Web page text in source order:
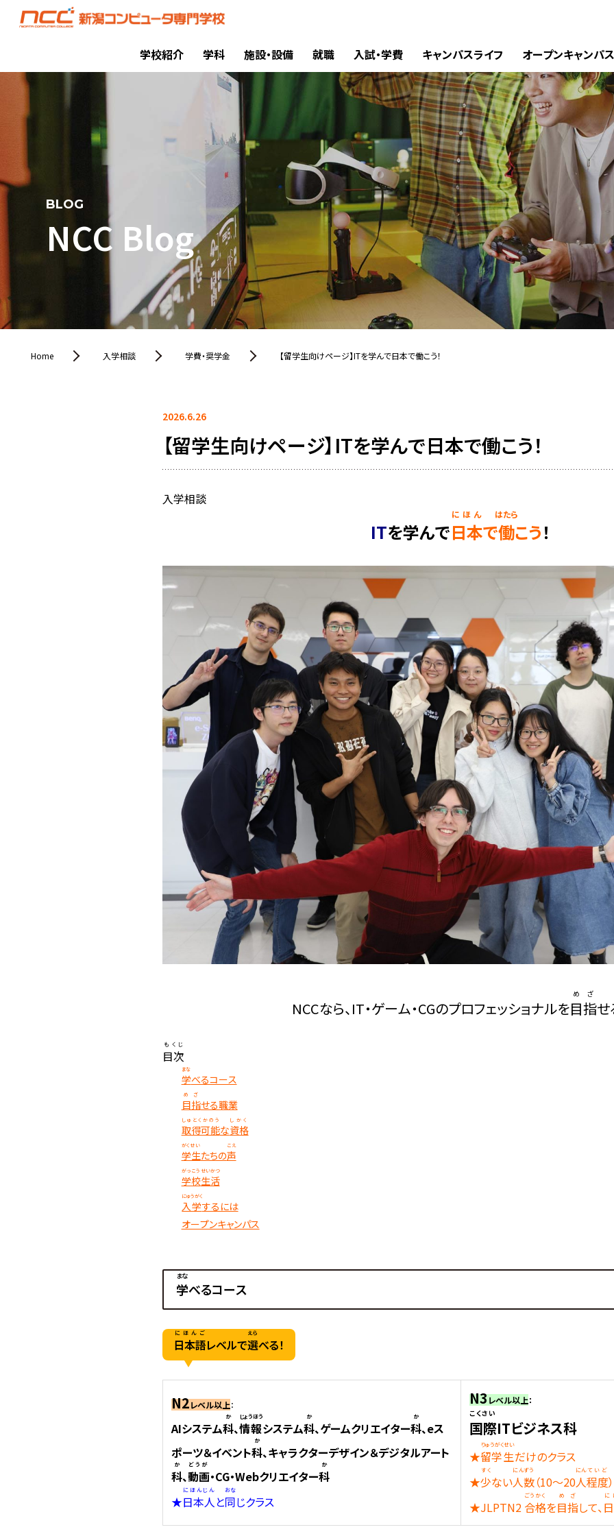
学校紹介 学科 施設・設備 就職 入試・学費 キャンパスライフ オープンキャンパス
BLOG
NCC Blog
Home 入学相談 学費・奨学金 【留学生向けページ】ITを学んで日本で働こう！
2026.6.26
【留学生向けページ】ITを学んで日本で働こう！
入学相談
ITを学んで日本
にほん
で働
はたら
こう！
NCCなら、IT・ゲーム・CGのプロフェッショナルを目指
めざ
せ
目次
もくじ
学
まな
べるコース
目指
めざ
せる職業
取得可能
しゅとくかのう
な資格
しかく
学生
がくせい
たちの声
こえ
学校
がっこう
生活
せいかつ
入学
にゅうがく
するには
オープンキャンパス
学
まな
べるコース
日本語
にほんご
レベルで選
えら
べる！
N2レベル以上：
AIシステム科
か
、情報
じょうほう
システム科
か
、ゲームクリエイター科
か
、eス
ポーツ＆イベント科
か
、キャラクターデザイン＆デジタルアート
科
か
、動画
どうが
・CG・Webクリエイター科
か
★日本人
にほんじん
と同
おな
じクラス
N3レベル以上：
国際
こくさい
ITビジネス科
★留学生
りゅうがくせい
だけのクラス
★少
すく
ない人数
にんずう
（10～20人
にん
程度
ていど
★JLPTN2 合格
ごうかく
を目指
めざ
して、
に